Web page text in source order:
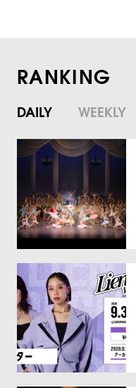
RANKING
DAILY WEEKLY